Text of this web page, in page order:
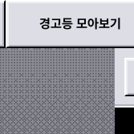
경고등 모아보기